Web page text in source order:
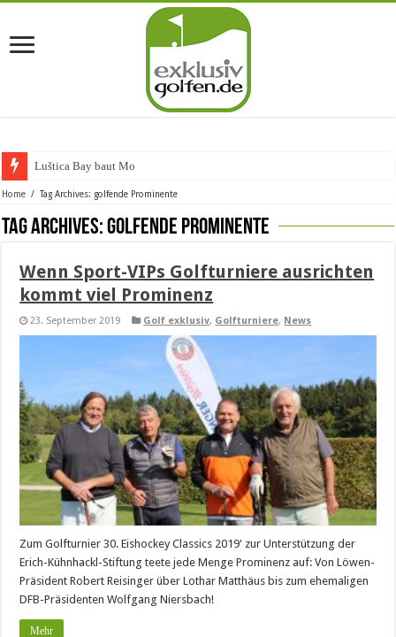
Luštica Bay baut Montene
Home / Tag Archives: golfende Prominente
Tag Archives:golfende Prominente
Wenn Sport-VIPs Golfturniere ausrichten
kommt viel Prominenz
23. September 2019 Golf exklusiv, Golfturniere, News
Zum Golfturnier 30. Eishockey Classics 2019' zur Unterstützung der
Erich-Kühnhackl-Stiftung teete jede Menge Prominenz auf: Von Löwen-
Präsident Robert Reisinger über Lothar Matthäus bis zum ehemaligen
DFB-Präsidenten Wolfgang Niersbach!
Mehr